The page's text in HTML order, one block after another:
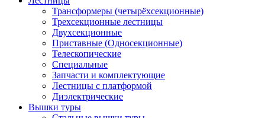
Трансформеры (четырёхсекционные)
Трехсекционные лестницы
Двухсекционные
Приставные (Односекционные)
Телескопические
Специальные
Запчасти и комплектующие
Лестницы с платформой
Диэлектрические
Вышки туры